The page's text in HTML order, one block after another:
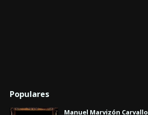
Populares
Manuel Marvizón Carvallo